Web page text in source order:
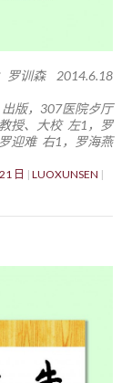
罗训森 2014.6.18
版，307医院歺厅
授、大校 左1，罗
迎难 右1，罗海燕
日
LUOXUNSEN